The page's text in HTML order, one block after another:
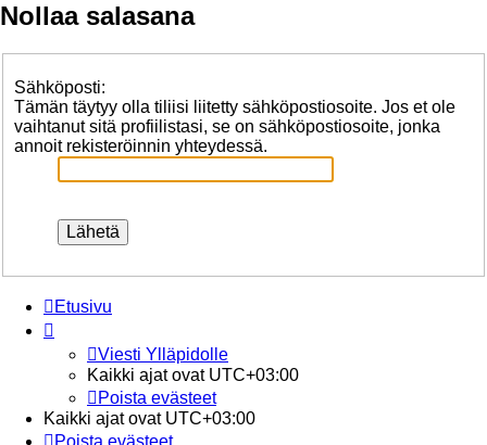
Nollaa salasana
Sähköposti:
Tämän täytyy olla tiliisi liitetty sähköpostiosoite. Jos et ole
vaihtanut sitä profiilistasi, se on sähköpostiosoite, jonka
annoit rekisteröinnin yhteydessä.
Etusivu
Viesti Ylläpidolle
Kaikki ajat ovat UTC+03:00
Poista evästeet
Kaikki ajat ovat UTC+03:00
Poista evästeet